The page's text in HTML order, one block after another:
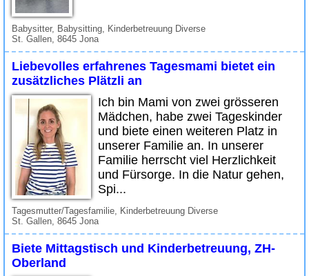
Babysitter, Babysitting, Kinderbetreuung Diverse
St. Gallen, 8645 Jona
Liebevolles erfahrenes Tagesmami bietet ein
zusätzliches Plätzli an
Ich bin Mami von zwei grösseren
Mädchen, habe zwei Tageskinder
und biete einen weiteren Platz in
unserer Familie an. In unserer
Familie herrscht viel Herzlichkeit
und Fürsorge. In die Natur gehen,
Spi...
Tagesmutter/Tagesfamilie, Kinderbetreuung Diverse
St. Gallen, 8645 Jona
Biete Mittagstisch und Kinderbetreuung, ZH-
Oberland